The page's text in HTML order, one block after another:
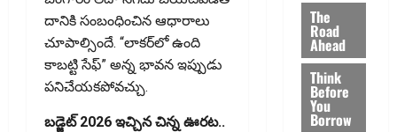
దానికి సంబంధించిన ఆధారాలు
చూపాల్సిందే. “లాకర్‌లో ఉంది
కాబట్టి సేఫ్‌” అన్న భావన ఇప్పుడు
పనిచేయకపోవచ్చు.
బడ్జెట్ 2026 ఇచ్చిన చిన్న ఊరట..
The
Road
Ahead
Think
Before
You
Borrow